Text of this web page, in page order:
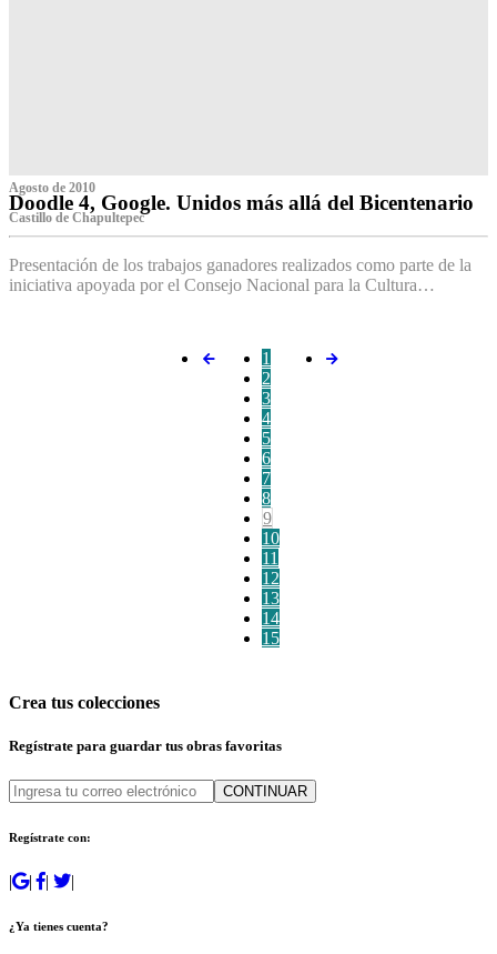
Agosto de 2010
Doodle 4, Google. Unidos más allá del Bicentenario
Castillo de Chapultepec
Presentación de los trabajos ganadores realizados como parte de la
iniciativa apoyada por el Consejo Nacional para la Cultura…
1
2
3
4
5
6
7
8
9
10
11
12
13
14
15
Crea tus colecciones
Regístrate para guardar tus obras favoritas
CONTINUAR
Regístrate con:
| | | |
¿Ya tienes cuenta?